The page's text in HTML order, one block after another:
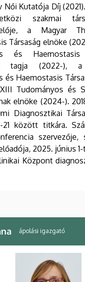
Női Kutatója Díj
szakmai
a Magyar
Társaság elnöke
és Haemostasis
tagja (2022-), a
és Haemostasis
Tudományos és
elnöke (2024-).
Diagnosztikai
21 között titkára.
szervezője,
2025. június
Központ
ápolási igazgató